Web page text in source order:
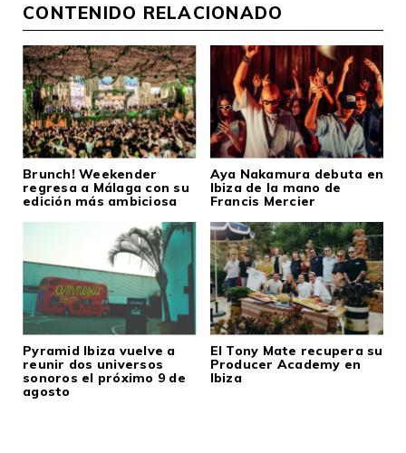
CONTENIDO RELACIONADO
Brunch! Weekender
regresa a Málaga con su
edición más ambiciosa
Aya Nakamura debuta en
Ibiza de la mano de
Francis Mercier
Pyramid Ibiza vuelve a
reunir dos universos
sonoros el próximo 9 de
agosto
El Tony Mate recupera su
Producer Academy en
Ibiza